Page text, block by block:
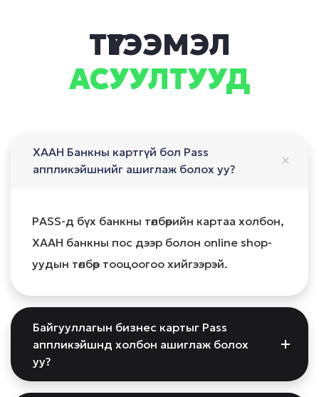
ТҮГЭЭМЭЛ
АСУУЛТУУД
ХААН Банкны картгүй бол Pass
аппликэйшнийг ашиглаж болох уу?
PASS-д бүх банкны төлбөрийн картаа холбон,
ХААН банкны пос дээр болон online shop-
уудын төлбөр тооцоогоо хийгээрэй.
Байгууллагын бизнес картыг Pass
аппликэйшнд холбон ашиглаж болох
уу?